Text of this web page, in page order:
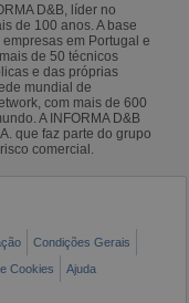
D&B, líder no
de 100 anos. A base
em Portugal e
de 50 técnicos
e das próprias
mundial de
com mais de 600
A INFORMA D&B
que faz parte do grupo
comercial.
Condições Gerais
Cookies Ajuda